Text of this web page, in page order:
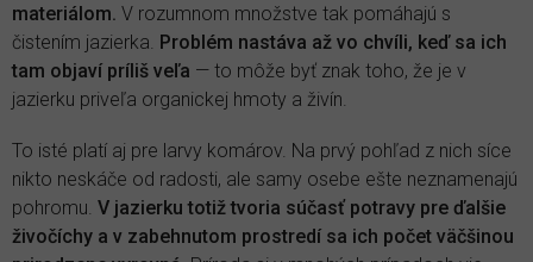
materiálom. V rozumnom množstve tak pomáhajú s
čistením jazierka. Problém nastáva až vo chvíli, keď sa ich
tam objaví príliš veľa — to môže byť znak toho, že je v
jazierku priveľa organickej hmoty a živín.
To isté platí aj pre larvy komárov. Na prvý pohľad z nich síce
nikto neskáče od radosti, ale samy osebe ešte neznamenajú
pohromu. V jazierku totiž tvoria súčasť potravy pre ďalšie
živočíchy a v zabehnutom prostredí sa ich počet väčšinou